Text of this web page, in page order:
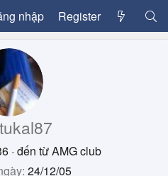
nhập Register
· đến từAMG club
24/12/05